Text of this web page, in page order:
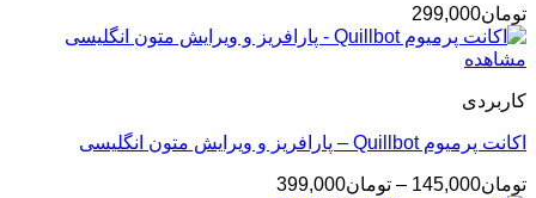
تومان299,000
مشاهده
کاربردی
اکانت پرمیوم Quillbot – پارافریز و ویرایش متون انگلیسی
تومان145,000
– تومان399,000محدوده